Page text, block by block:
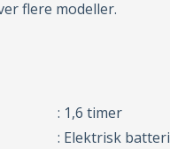
flere modeller.
: 1,6 timer
: Elektrisk batteri